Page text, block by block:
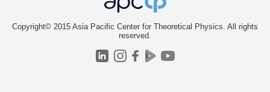
Copyright© 2015 Asia Pacific Center for Theoretical Physics. All rights
reserved.